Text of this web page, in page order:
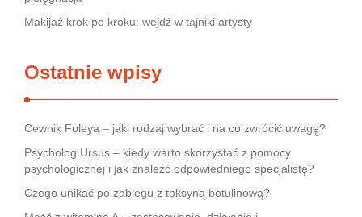
Makijaż krok po kroku: wejdź w tajniki artysty
Ostatnie wpisy
Cewnik Foleya – jaki rodzaj wybrać i na co zwrócić uwagę?
Psycholog Ursus – kiedy warto skorzystać z pomocy
psychologicznej i jak znaleźć odpowiedniego specjalistę?
Czego unikać po zabiegu z toksyną botulinową?